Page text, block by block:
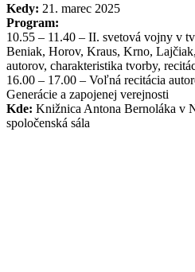
Kedy: 21. marec 2025
Program:
10.55 – 11.40 – II. svetová vojny v
Beniak, Horov, Kraus, Krno,
autorov, charakteristika tvorby,
16.00 – 17.00 – Voľná recitácia
Generácie a zapojenej verejnosti
Kde: Knižnica Antona Bernoláka v
spoločenská sála